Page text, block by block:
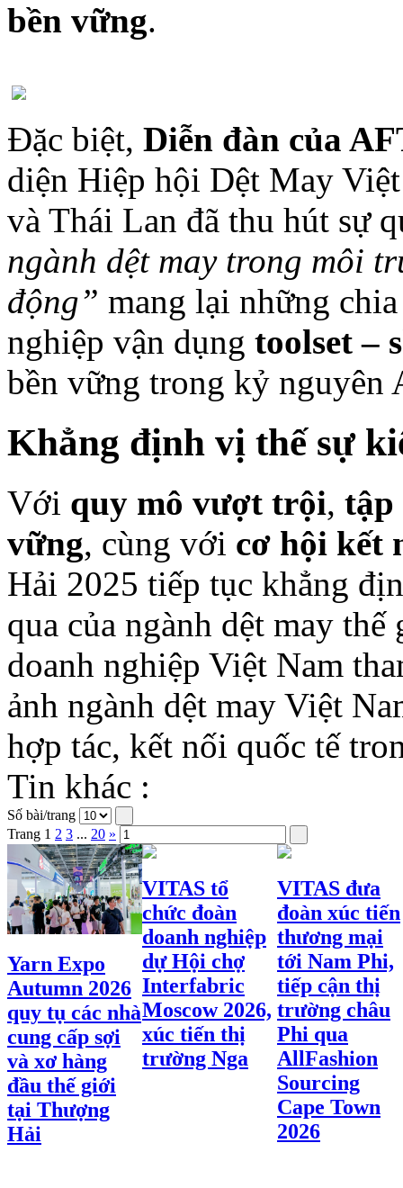
bền vững.
Đặc biệt, Diễn đàn của
diện Hiệp hội Dệt May
và Thái Lan đã thu hút sự
ngành dệt may trong môi
động” mang lại những
nghiệp vận dụng toolset –
bền vững trong kỷ nguyên
Khẳng định vị thế sự
Với quy mô vượt trội, tập
vững, cùng với cơ hội kết
Hải 2025 tiếp tục khẳng
qua của ngành dệt may
doanh nghiệp Việt Nam
ảnh ngành dệt may Việt
hợp tác, kết nối quốc tế
Tin khác :
Số bài/trang
Trang 1 2 3 ... 20 »
Yarn Expo
Autumn 2026
quy tụ các nhà
cung cấp sợi
và xơ hàng
đầu thế giới
tại Thượng
Hải
VITAS tổ
chức đoàn
doanh nghiệp
dự Hội chợ
Interfabric
Moscow 2026,
xúc tiến thị
trường Nga
VITAS đưa
đoàn xúc tiến
thương mại
tới Nam Phi,
tiếp cận thị
trường châu
Phi qua
AllFashion
Sourcing
Cape Town
2026